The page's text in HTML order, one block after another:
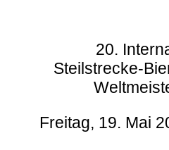
20.
Steilstrecke-
Freitag, 19. Mai